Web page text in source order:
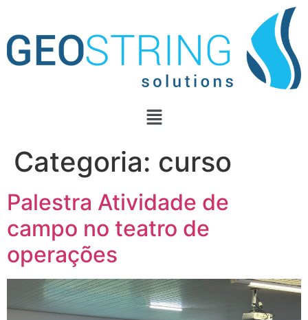
Categoria: curso
Palestra Atividade de
campo no teatro de
operações